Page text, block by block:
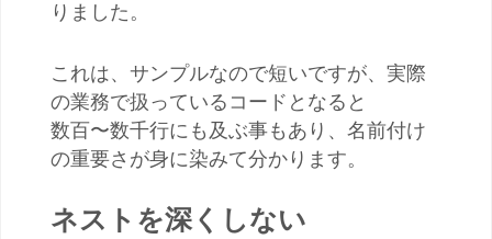
りました。
これは、サンプルなので短いですが、実際
の業務で扱っているコードとなると
数百〜数千行にも及ぶ事もあり、名前付け
の重要さが身に染みて分かります。
ネストを深くしない